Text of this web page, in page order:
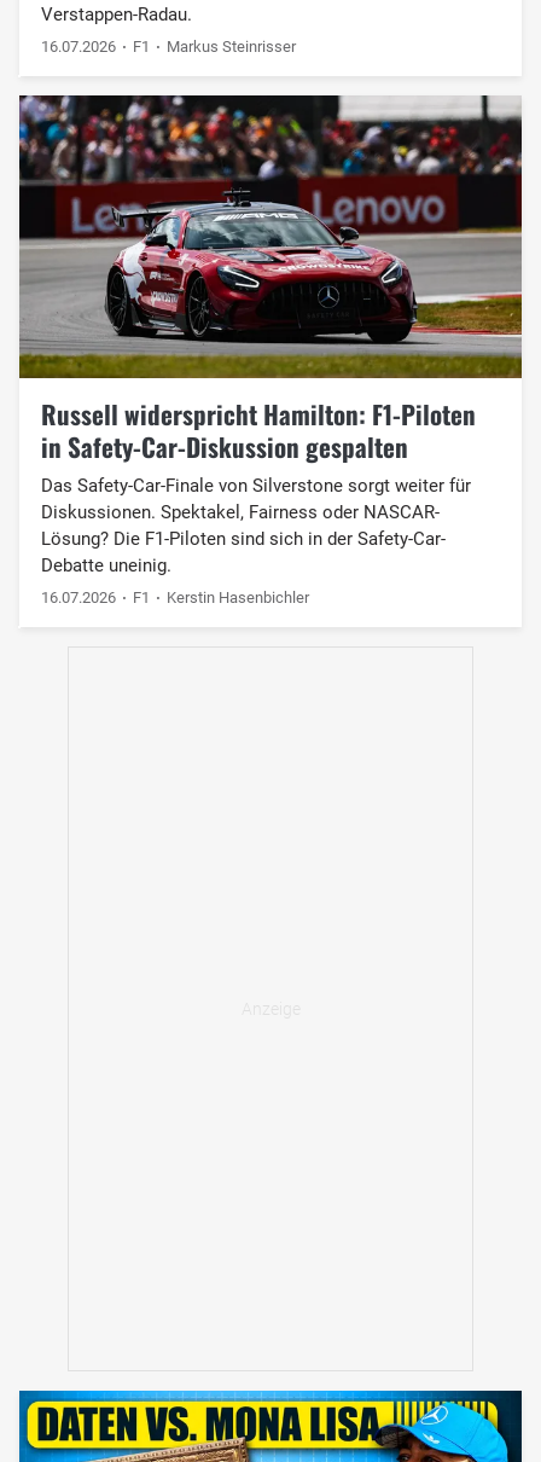
Verstappen-Radau.
16.07.2026 F1 Markus Steinrisser
Russell widerspricht Hamilton: F1-Piloten
in Safety-Car-Diskussion gespalten
Das Safety-Car-Finale von Silverstone sorgt weiter für
Diskussionen. Spektakel, Fairness oder NASCAR-
Lösung? Die F1-Piloten sind sich in der Safety-Car-
Debatte uneinig.
16.07.2026 F1 Kerstin Hasenbichler